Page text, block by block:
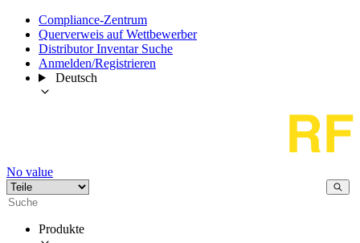
Compliance-Zentrum
Querverweis auf Wettbewerber
Distributor Inventar Suche
Anmelden/Registrieren
Deutsch
No value
Produkte